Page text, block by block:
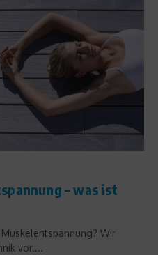
– was ist
Wir
vor....